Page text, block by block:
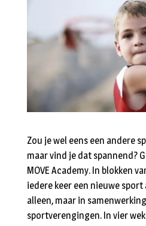
Zou je wel eens een andere
maar vind je dat spannend?
MOVE Academy. In blokken
iedere keer een nieuwe sport
alleen, maar in
sportverengingen. In vier